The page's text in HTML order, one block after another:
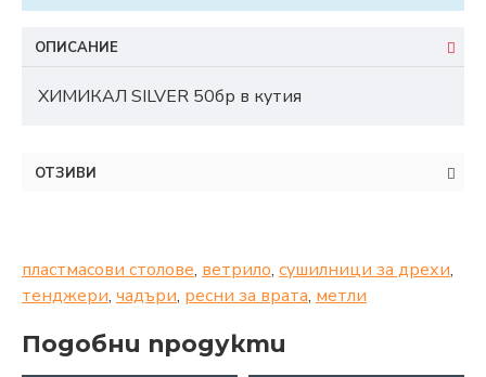
ОПИСАНИЕ
ХИМИКАЛ SILVER 50бр в кутия
ОТЗИВИ
пластмасови столове, ветрило, сушилници за дрехи,
тенджери, чадъри, ресни за врата, метли
Подобни продукти